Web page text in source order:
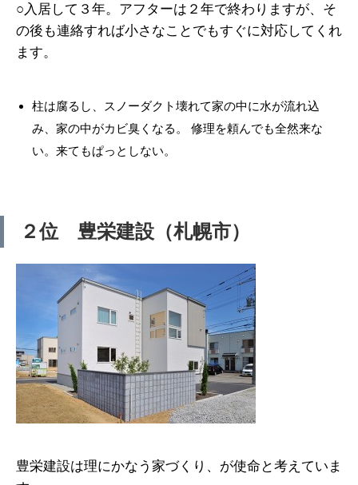
○入居して３年。アフターは２年で終わりますが、そ
の後も連絡すれば小さなことでもすぐに対応してくれ
ます。
柱は腐るし、スノーダクト壊れて家の中に水が流れ込
み、家の中がカビ臭くなる。 修理を頼んでも全然来な
い。来てもぱっとしない。
２位 豊栄建設（札幌市）
豊栄建設は理にかなう家づくり、が使命と考えていま